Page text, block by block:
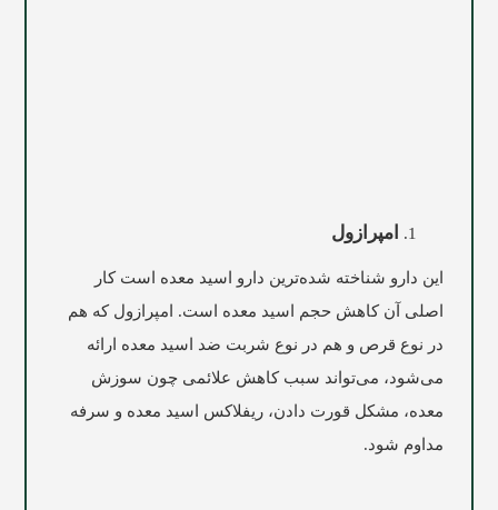
امپرازول
این دارو شناخته شده‌ترین دارو اسید معده است کار
اصلی آن کاهش حجم اسید معده است. امپرازول که هم
در نوع قرص و هم در نوع شربت ضد اسید معده ارائه
می‌شود، می‌تواند سبب کاهش علائمی چون سوزش
معده، مشکل قورت دادن، ریفلاکس اسید معده و سرفه
مداوم شود.